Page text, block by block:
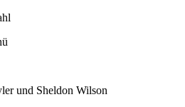
und Sheldon Wilson